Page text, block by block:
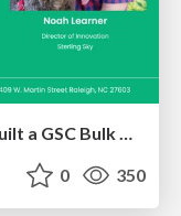
Noah Learner - AI + Me: how we built a GSC Bulk Export data pipeline
0 350